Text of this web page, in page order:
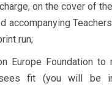
on the cover of
accompanying
run;
Europe Foundation to
fit (you will be